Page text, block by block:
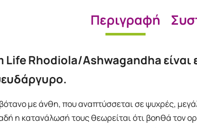
Περιγραφή
​Life Rhodiola/Ashwagandha είναι
με άνθη, που αναπτύσσεται σε ψυχρές,
η κατανάλωσή τους θεωρείται ότι βοηθά τον